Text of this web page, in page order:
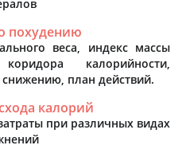
похудению
веса, индекс массы
калорийности,
план действий.
калорий
при различных видах